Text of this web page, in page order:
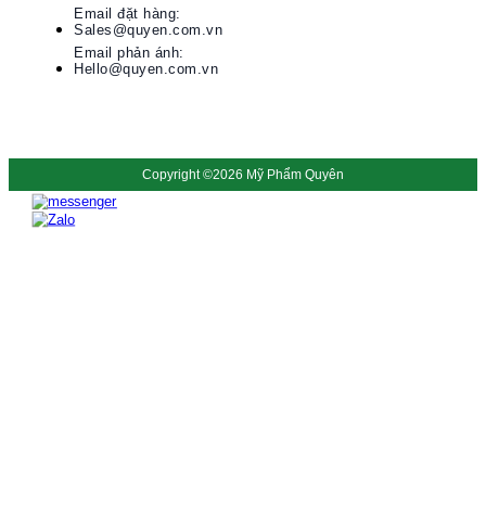
Email đặt hàng:
Sales@quyen.com.vn
Email phản ánh:
Hello@quyen.com.vn
Copyright ©2026 Mỹ Phẩm Quyên